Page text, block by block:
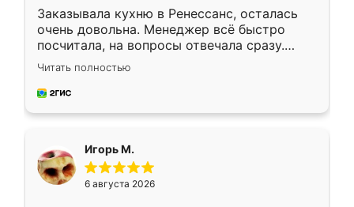
Заказывала кухню в Ренессанс, осталась
очень довольна. Менеджер всё быстро
посчитала, на вопросы отвечала сразу.
Замерщик приехал в субботу, подошёл к
делу со всей ответственностью. Собрали
за день, ребята работали аккуратно, даже
Читать полностью
Игорь М.
6 августа 2026